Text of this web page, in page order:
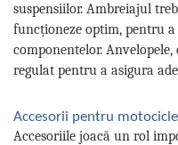
suspensiilor. Ambreiajul
funcționeze optim, pentru
componentelor.
regulat pentru a asigura
Accesorii pentru
Accesoriile joacă un rol